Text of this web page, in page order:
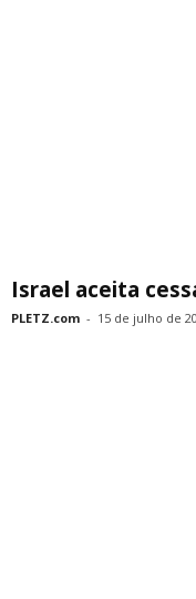
Israel aceita
PLETZ.com - 15 de julho de